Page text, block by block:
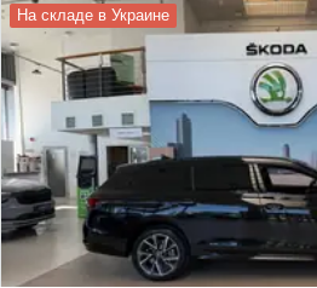
На складе в Украине